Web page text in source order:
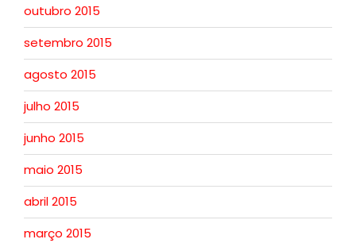
outubro 2015
setembro 2015
agosto 2015
julho 2015
junho 2015
maio 2015
abril 2015
março 2015